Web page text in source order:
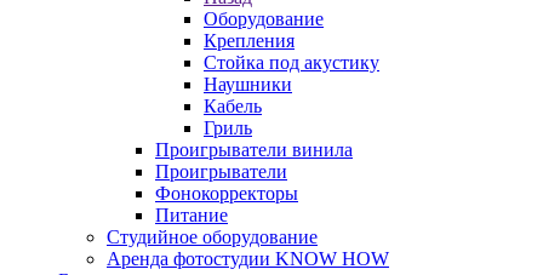
Оборудование
Крепления
Стойка под акустику
Наушники
Кабель
Гриль
Проигрыватели винила
Проигрыватели
Фонокорректоры
Питание
Студийное оборудование
Аренда фотостудии KNOW HOW